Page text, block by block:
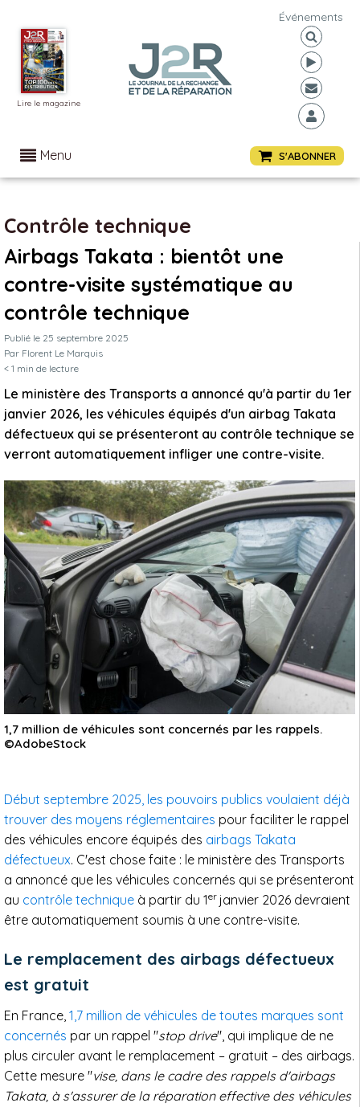
Lire le magazine
Événements
Menu S'ABONNER
Contrôle technique
Airbags Takata : bientôt une
contre-visite systématique au
contrôle technique
Publié le 25 septembre 2025
Par Florent Le Marquis
< 1 min de lecture
Le ministère des Transports a annoncé qu'à partir du 1er
janvier 2026, les véhicules équipés d'un airbag Takata
défectueux qui se présenteront au contrôle technique se
verront automatiquement infliger une contre-visite.
1,7 million de véhicules sont concernés par les rappels.
©AdobeStock
Début septembre 2025, les pouvoirs publics voulaient déjà
trouver des moyens réglementaires pour faciliter le rappel
des véhicules encore équipés des airbags Takata
défectueux. C'est chose faite : le ministère des Transports
a annoncé que les véhicules concernés qui se présenteront
au contrôle technique à partir du 1er janvier 2026 devraient
être automatiquement soumis à une contre-visite.
Le remplacement des airbags défectueux
est gratuit
En France, 1,7 million de véhicules de toutes marques sont
concernés par un rappel "stop drive", qui implique de ne
plus circuler avant le remplacement – gratuit – des airbags.
Cette mesure "vise, dans le cadre des rappels d'airbags
Takata, à s'assurer de la réparation effective des véhicules